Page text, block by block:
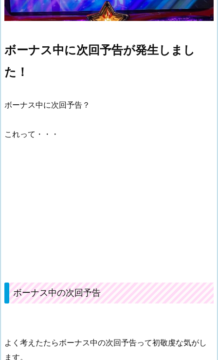
ボーナス中に次回予告が発生しまし
た！
ボーナス中に次回予告？
これって・・・
ボーナス中の次回予告
よく考えたたらボーナス中の次回予告って初敬虔な気がし
ます。